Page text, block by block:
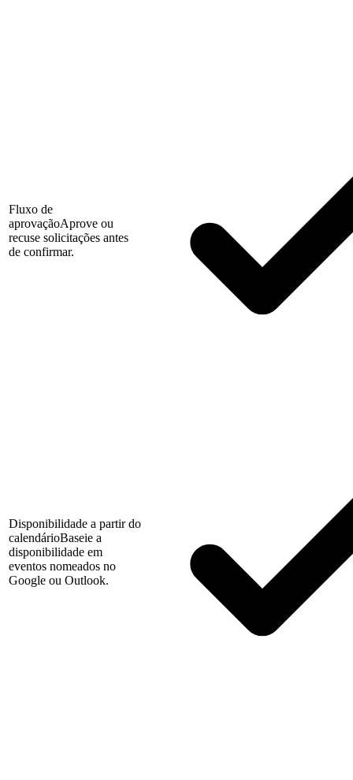
Fluxo de
aprovaçãoAprove ou
recuse solicitações antes
de confirmar.
Disponibilidade a partir do
calendárioBaseie a
disponibilidade em
eventos nomeados no
Google ou Outlook.